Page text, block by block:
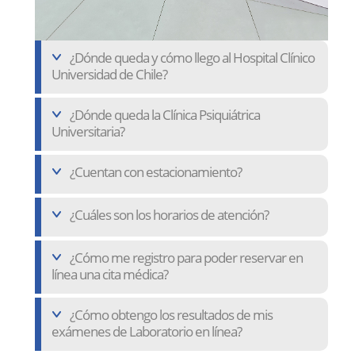
¿Dónde queda y cómo llego al Hospital Clínico
Universidad de Chile?
¿Dónde queda la Clínica Psiquiátrica
Universitaria?
¿Cuentan con estacionamiento?
¿Cuáles son los horarios de atención?
¿Cómo me registro para poder reservar en
línea una cita médica?
¿Cómo obtengo los resultados de mis
exámenes de Laboratorio en línea?